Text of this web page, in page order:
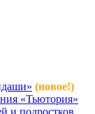
(новое!)
«Тьютория»